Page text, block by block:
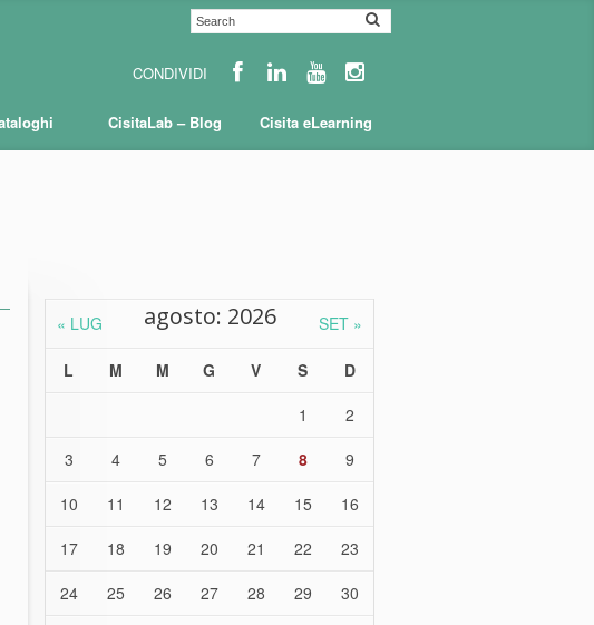
CisitaLab – Blog Cisita eLearning
« LUG SET »
agosto: 2026
L M M G V S
D
1
2
3
4 5 6 7 8
9
10
11 12 13 14 15
16
17
18 19 20 21 22
23
24
25 26 27 28 29
30